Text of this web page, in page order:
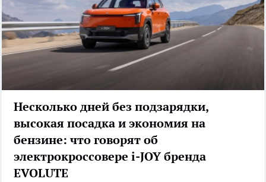
Несколько дней без подзарядки,
высокая посадка и экономия на
бензине: что говорят об
электрокроссовере i-JOY бренда
EVOLUTE